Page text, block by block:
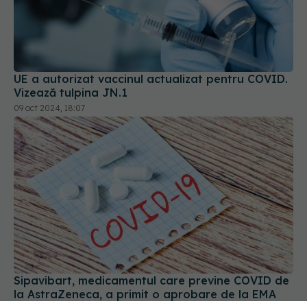
UE a autorizat vaccinul actualizat pentru COVID.
Vizează tulpina JN.1
09 oct 2024, 18:07
Sipavibart, medicamentul care previne COVID de
la AstraZeneca, a primit o aprobare de la EMA